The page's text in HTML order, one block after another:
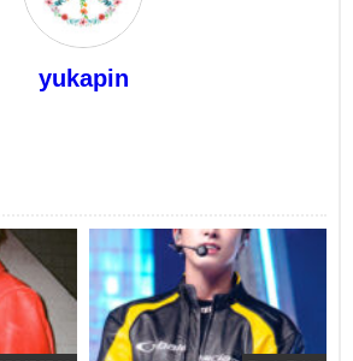
yukapin